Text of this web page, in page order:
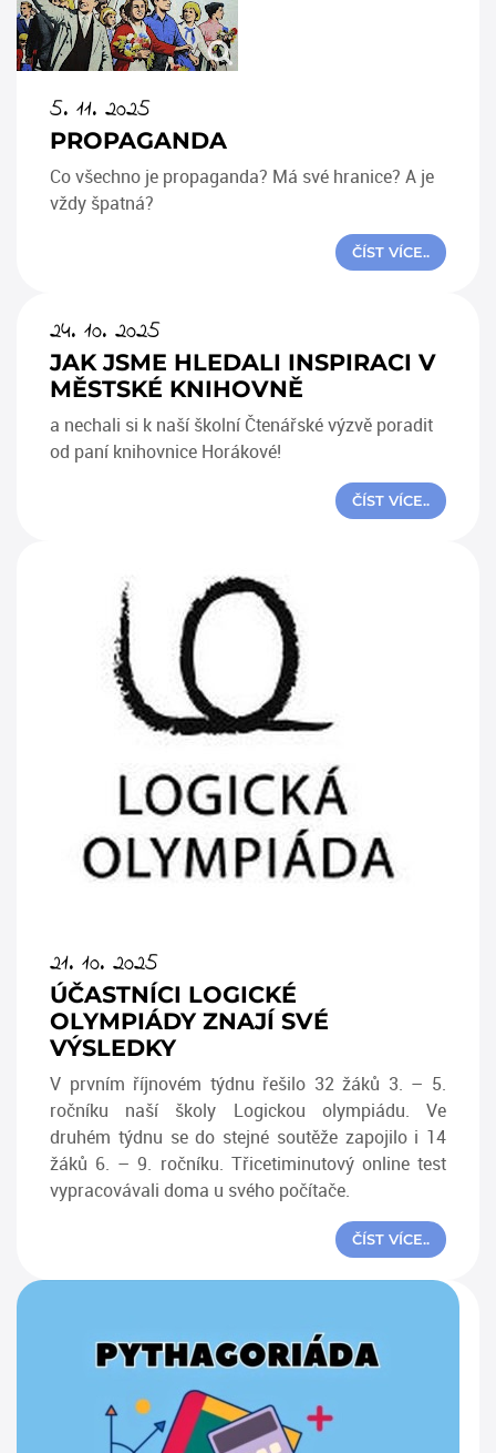
5. 11. 2025
PROPAGANDA
Co všechno je propaganda? Má své hranice? A je
vždy špatná?
ČÍST VÍCE..
24. 10. 2025
JAK JSME HLEDALI INSPIRACI V
MĚSTSKÉ KNIHOVNĚ
a nechali si k naší školní Čtenářské výzvě poradit
od paní knihovnice Horákové!
ČÍST VÍCE..
21. 10. 2025
ÚČASTNÍCI LOGICKÉ
OLYMPIÁDY ZNAJÍ SVÉ
VÝSLEDKY
V prvním říjnovém týdnu řešilo 32 žáků 3. – 5.
ročníku naší školy Logickou olympiádu. Ve
druhém týdnu se do stejné soutěže zapojilo i 14
žáků 6. – 9. ročníku. Třicetiminutový online test
vypracovávali doma u svého počítače.
ČÍST VÍCE..